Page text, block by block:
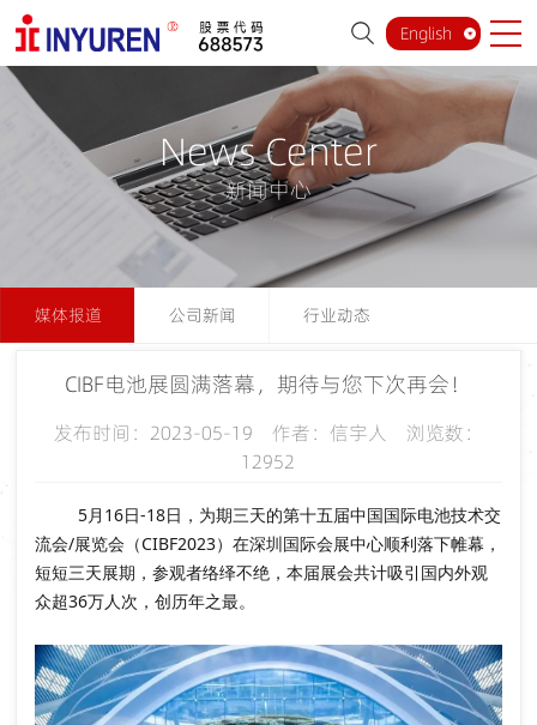
English
News Center
新闻中心
媒体报道 公司新闻 行业动态
CIBF电池展圆满落幕，期待与您下次再会！
发布时间：2023-05-19 作者：信宇人 浏览数：
12952
5月16日-18日，为期三天的第十五届中国国际电池技术交
流会/展览会（CIBF2023）在深圳国际会展中心顺利落下帷幕，
短短三天展期，参观者络绎不绝，本届展会共计吸引国内外观
众超36万人次，创历年之最。